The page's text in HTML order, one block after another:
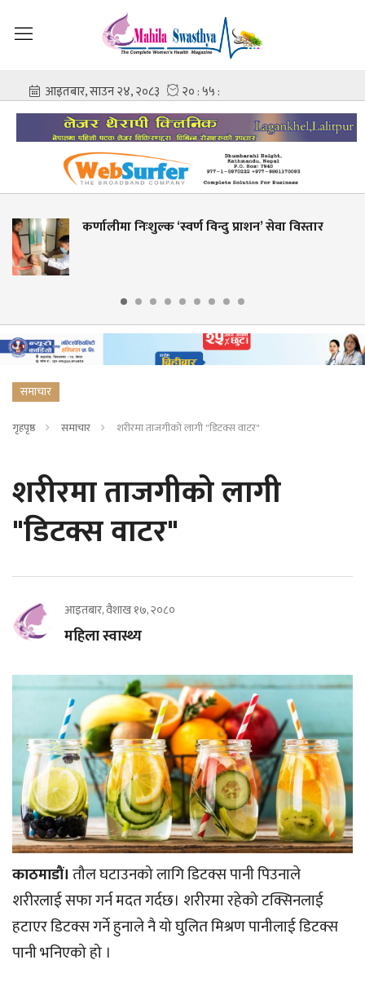
‘स्वर्ण विन्दु प्राशन’ सेवा विस्तार
शहीद
समाचार
गृहपृष्ठ समाचार शरीरमा ताजगीको लागी "डिटक्स वाटर"
शरीरमा ताजगीको लागी
"डिटक्स वाटर"
आइतबार, वैशाख १७, २०८०
महिला स्वास्थ्य
काठमाडौं।तौल घटाउनको लागि डिटक्स पानी पिउनाले
शरीरलाई सफा गर्न मदत गर्दछ। शरीरमा रहेको टक्सिनलाई
हटाएर डिटक्स गर्ने हुनाले नै यो घुलित मिश्रण पानीलाई डिटक्स
पानी भनिएको हो ।